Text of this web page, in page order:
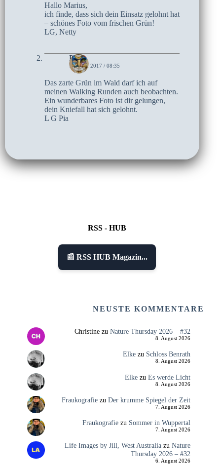
Hallo Marius,
ich finde, dass sich dein Einsatz gelohnt hat
– schönes Foto vom frischen Grün!
LG, Netty
Pia
10. MAI 2017 / 08:35
Das zarte Grün im Wald darf ich auf
meinen Walking Runden auch beobachten.
Ein wunderbares Foto ist dir gelungen,
dein Kniefall hat sich gelohnt.
L G Pia
RSS - HUB
📰 RSS HUB Magazin...
NEUSTE KOMMENTARE
Christinezu Nature Thursday 2026 – #32
8. August 2026
Elkezu Schloss Benrath
8. August 2026
Elkezu Es werde Licht
8. August 2026
Fraukografiezu Der krumme Spiegel der Zeit
7. August 2026
Fraukografiezu Sommer in Wuppertal
7. August 2026
Life Images by Jill, West Australiazu Nature
Thursday 2026 – #32
6. August 2026